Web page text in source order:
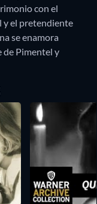
con el
y el pretendiente
se enamora
Pimentel y